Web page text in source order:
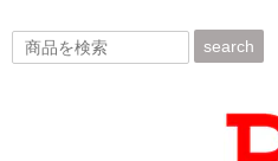
search